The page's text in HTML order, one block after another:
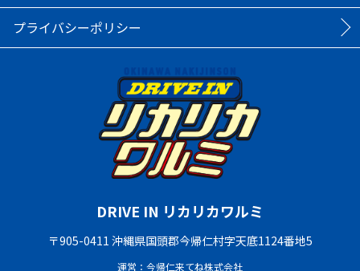
プライバシーポリシー
DRIVE IN リカリカワルミ
〒905-0411 沖縄県国頭郡今帰仁村字天底1124番地5
運営：今帰仁来てね株式会社